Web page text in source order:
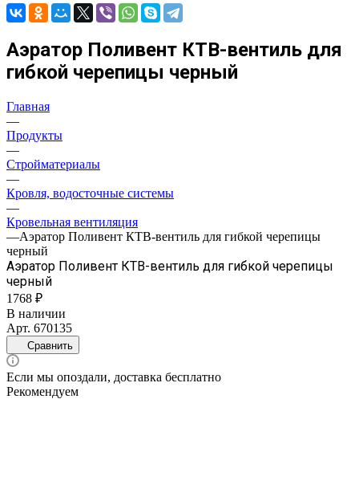
Аэратор Поливент КТВ-вентиль для
гибкой черепицы черный
Главная
—
Продукты
—
Стройматериалы
—
Кровля, водосточные системы
—
Кровельная вентиляция
—Аэратор Поливент КТВ-вентиль для гибкой черепицы
черный
Аэратор Поливент КТВ-вентиль для гибкой черепицы
черный
1768 ₽
В наличии
Арт. 670135
Сравнить
Если мы опоздали, доставка бесплатно
Рекомендуем